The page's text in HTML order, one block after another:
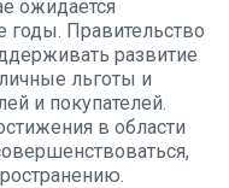
ожидается
Правительство
развитие
льготы и
и покупателей.
в области